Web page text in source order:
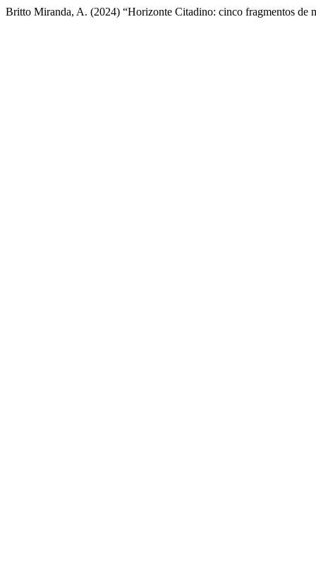
Britto Miranda, A. (2024) “Horizonte Citadino: cinco fragmentos de